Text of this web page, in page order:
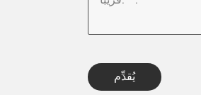
يُقدِّم